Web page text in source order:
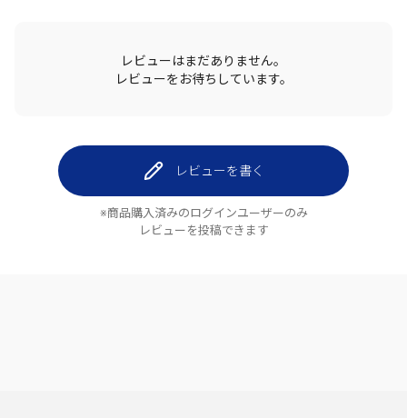
レビューはまだありません。
レビューをお待ちしています。
レビューを書く
※商品購入済みのログインユーザーのみ
レビューを投稿できます